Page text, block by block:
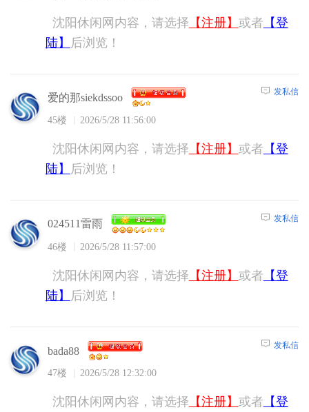
沈阳休闲网内容，请选择 【注册】 或者 【登
陆】
后浏览！
爱的那siekdssoo
45楼 2026/5/28 11:56:00
发私信
沈阳休闲网内容，请选择 【注册】 或者 【登
陆】
后浏览！
024511雷雨
46楼 2026/5/28 11:57:00
发私信
沈阳休闲网内容，请选择 【注册】 或者 【登
陆】
后浏览！
bada88
47楼 2026/5/28 12:32:00
发私信
沈阳休闲网内容，请选择 【注册】 或者 【登